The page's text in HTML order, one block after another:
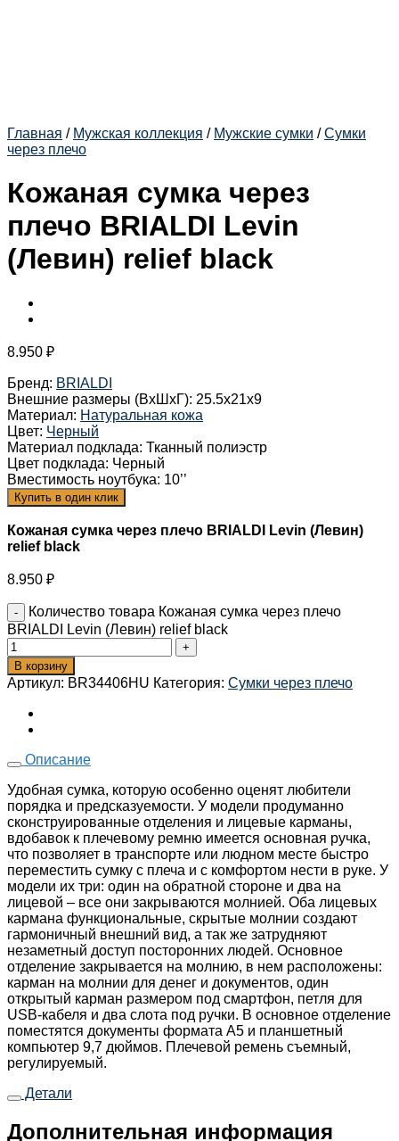
Главная / Мужская коллекция / Мужские сумки / Сумки
через плечо
Кожаная сумка через
плечо BRIALDI Levin
(Левин) relief black
8.950 ₽
Бренд: BRIALDI
Внешние размеры (ВхШхГ): 25.5x21x9
Материал: Натуральная кожа
Цвет: Черный
Материал подклада: Тканный полиэстр
Цвет подклада: Черный
Вместимость ноутбука: 10’’
Купить в один клик
Кожаная сумка через плечо BRIALDI Levin (Левин)
relief black
8.950 ₽
Количество товара Кожаная сумка через плечо
BRIALDI Levin (Левин) relief black
В корзину
Артикул: BR34406HU Категория: Сумки через плечо
Описание
Удобная сумка, которую особенно оценят любители
порядка и предсказуемости. У модели продуманно
сконструированные отделения и лицевые карманы,
вдобавок к плечевому ремню имеется основная ручка,
что позволяет в транспорте или людном месте быстро
переместить сумку с плеча и с комфортом нести в руке. У
модели их три: один на обратной стороне и два на
лицевой – все они закрываются молнией. Оба лицевых
кармана функциональные, скрытые молнии создают
гармоничный внешний вид, а так же затрудняют
незаметный доступ посторонних людей. Основное
отделение закрывается на молнию, в нем расположены:
карман на молнии для денег и документов, один
открытый карман размером под смартфон, петля для
USB-кабеля и два слота под ручки. В основное отделение
поместятся документы формата А5 и планшетный
компьютер 9,7 дюймов. Плечевой ремень съемный,
регулируемый.
Детали
Дополнительная информация